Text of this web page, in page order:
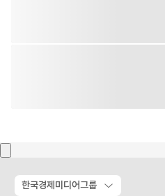
한국경제미디어그룹